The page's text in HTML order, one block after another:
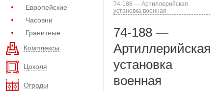
Европейские
Часовни
Гранитные
Комплексы
Цоколя
Ограды
74-188 — Артиллерийская
установка военная
74-188 —
Артиллерийская
установка
военная